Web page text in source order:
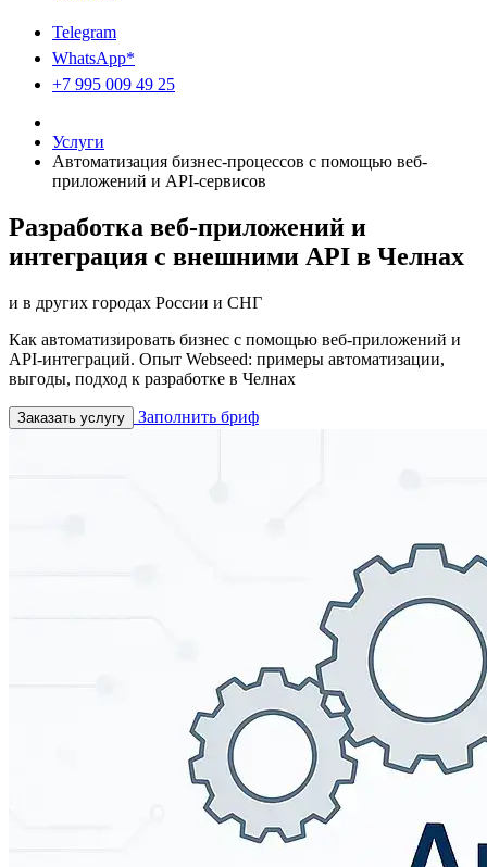
Telegram
WhatsApp*
+7 995 009 49 25
Услуги
Автоматизация бизнес-процессов с помощью веб-
приложений и API-сервисов
Разработка веб-приложений и
интеграция с внешними API в Челнах
и в других городах России и СНГ
Как автоматизировать бизнес с помощью веб-приложений и
API-интеграций. Опыт Webseed: примеры автоматизации,
выгоды, подход к разработке в Челнах
Заказать услугу Заполнить бриф